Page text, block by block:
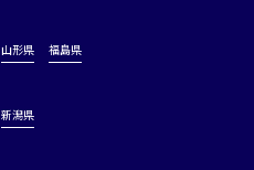
山形県 福島県
新潟県